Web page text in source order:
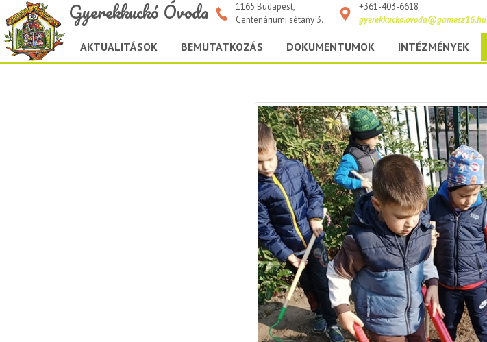
Gyerekkuckó Óvoda
1165 Budapest,
Centenáriumi sétány 3.
+361-403-6618
gyerekkucko.ovoda@gamesz16.hu
AKTUALITÁSOK BEMUTATKOZÁS DOKUMENTUMOK INTÉZMÉNYEK